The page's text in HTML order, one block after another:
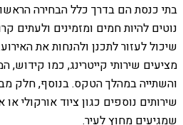
בתי כנסת הם בדרך כלל הבחירה
נוטים להיות חמים ומזמינים ולעתים
שיכול לעזור לתכנן ולהנחות את
מציעים שירותי קייטרינג, כמו
והשתייה במהלך הטקס. בנוסף, חלק
שירותים נוספים כגון ציוד אורקולי
שמגיעים מחוץ לעיר.